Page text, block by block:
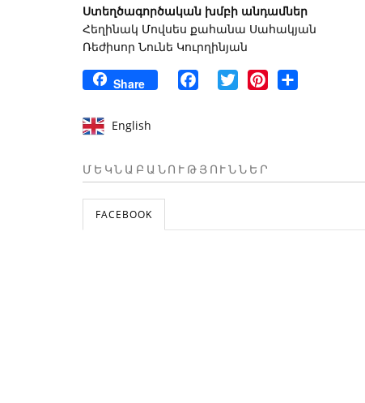
Ստեղծագործական խմբի անդամներ
Հեղինակ Մովսես քահանա Սահակյան
Ռեժիսոր Նունե Կուրղինյան
Share FacebookTwitter Pinterest
English
ՄԵԿՆԱԲԱՆՈՒԹՅՈՒՆՆԵՐ
FACEBOOK